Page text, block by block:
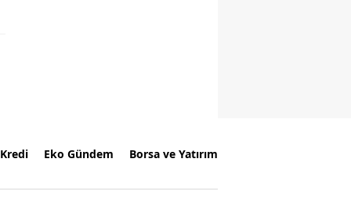
Kredi Eko Gündem Borsa ve Yatırım